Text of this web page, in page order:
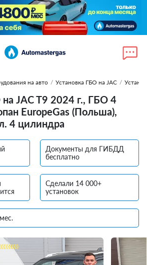
на авто / Установка ГБО на JAC /
JAC T9 2024 г., ГБО 4
EuropeGas (Польша),
4 цилиндра
Документы для ГИБДД
бесплатно
Сделали 14 000+
установок